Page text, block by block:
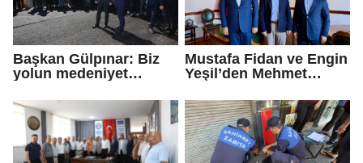
Başkan Gülpınar: Biz
yolun medeniyet
Mustafa Fidan ve Engin
Yeşil’den Mehmet